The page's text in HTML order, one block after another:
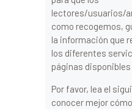
lectores/usuarios/
como recogemos,
la información que
los diferentes
páginas
Por favor, lea el
conocer mejor